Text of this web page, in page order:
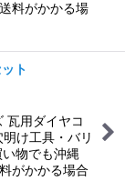
料がかかる場
ト
瓦用ダイヤコ
け工具・バリ
物でも沖縄
がかかる場合